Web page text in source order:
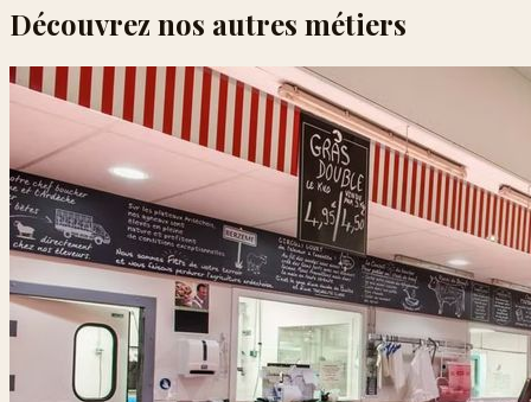
Découvrez nos autres métiers